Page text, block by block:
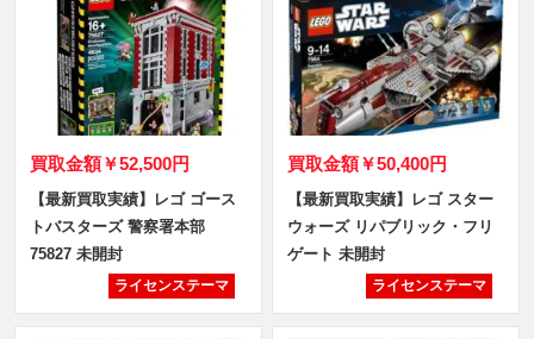
買取金額￥52,500円
【最新買取実績】レゴ ゴース
トバスターズ 警察署本部
75827 未開封
ライセンステーマ
買取金額￥50,400円
【最新買取実績】レゴ スター
ウォーズ リパブリック・フリ
ゲート 未開封
ライセンステーマ